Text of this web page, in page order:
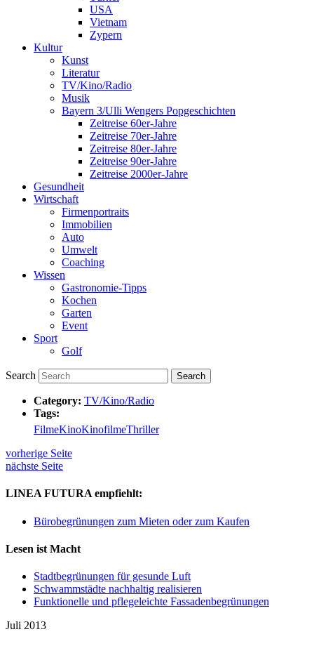
USA
Vietnam
Zypern
Kultur
Kunst
Literatur
TV/Kino/Radio
Musik
Bayern 3/Ulli Wengers Popgeschichten
Zeitreise 60er-Jahre
Zeitreise 70er-Jahre
Zeitreise 80er-Jahre
Zeitreise 90er-Jahre
Zeitreise 2000er-Jahre
Gesundheit
Wirtschaft
Firmenportraits
Immobilien
Auto
Umwelt
Coaching
Wissen
Gastronomie-Tipps
Kochen
Garten
Event
Sport
Golf
Search
Category: TV/Kino/Radio
Tags:
FilmeKinoKinofilmeThriller
vorherige Seite
nächste Seite
LINEA FUTURA empfiehlt:
Bürobegrünungen zum Mieten oder zum Kaufen
Lesen ist Macht
Stadtbegrünungen für gesunde Luft
Schwammstädte nachhaltig realisieren
Funktionelle und pflegeleichte Fassadenbegrünungen
Juli 2013